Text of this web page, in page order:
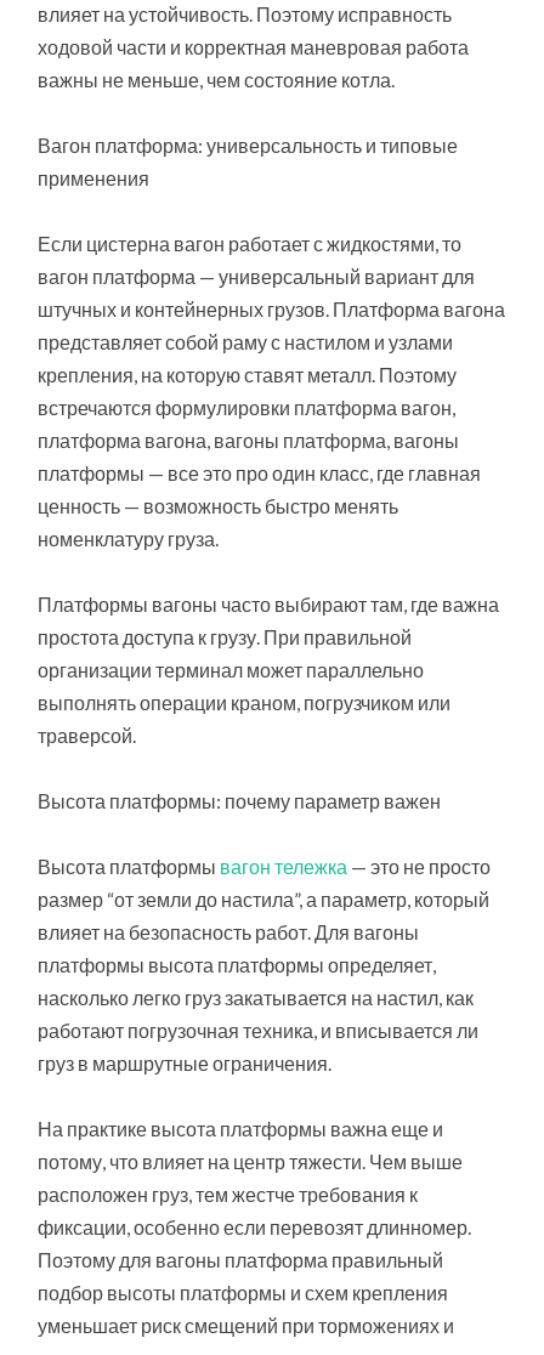
влияет на устойчивость. Поэтому исправность
ходовой части и корректная маневровая работа
важны не меньше, чем состояние котла.
Вагон платформа: универсальность и типовые
применения
Если цистерна вагон работает с жидкостями, то
вагон платформа — универсальный вариант для
штучных и контейнерных грузов. Платформа вагона
представляет собой раму с настилом и узлами
крепления, на которую ставят металл. Поэтому
встречаются формулировки платформа вагон,
платформа вагона, вагоны платформа, вагоны
платформы — все это про один класс, где главная
ценность — возможность быстро менять
номенклатуру груза.
Платформы вагоны часто выбирают там, где важна
простота доступа к грузу. При правильной
организации терминал может параллельно
выполнять операции краном, погрузчиком или
траверсой.
Высота платформы: почему параметр важен
Высота платформы вагон тележка — это не просто
размер “от земли до настила”, а параметр, который
влияет на безопасность работ. Для вагоны
платформы высота платформы определяет,
насколько легко груз закатывается на настил, как
работают погрузочная техника, и вписывается ли
груз в маршрутные ограничения.
На практике высота платформы важна еще и
потому, что влияет на центр тяжести. Чем выше
расположен груз, тем жестче требования к
фиксации, особенно если перевозят длинномер.
Поэтому для вагоны платформа правильный
подбор высоты платформы и схем крепления
уменьшает риск смещений при торможениях и